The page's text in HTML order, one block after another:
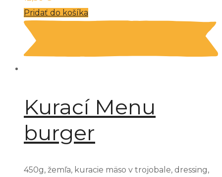
Pridať do košíka
Kurací Menu
burger
450g, žemľa, kuracie mäso v trojobale, dressing,